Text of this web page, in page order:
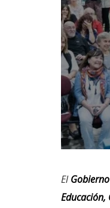
El
Educación,